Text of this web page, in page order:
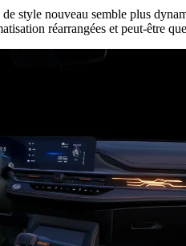
style nouveau semble plus
réarrangées et peut-être